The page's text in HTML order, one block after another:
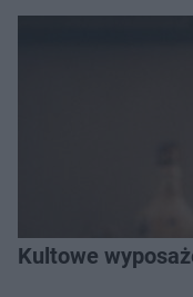
Kultowe